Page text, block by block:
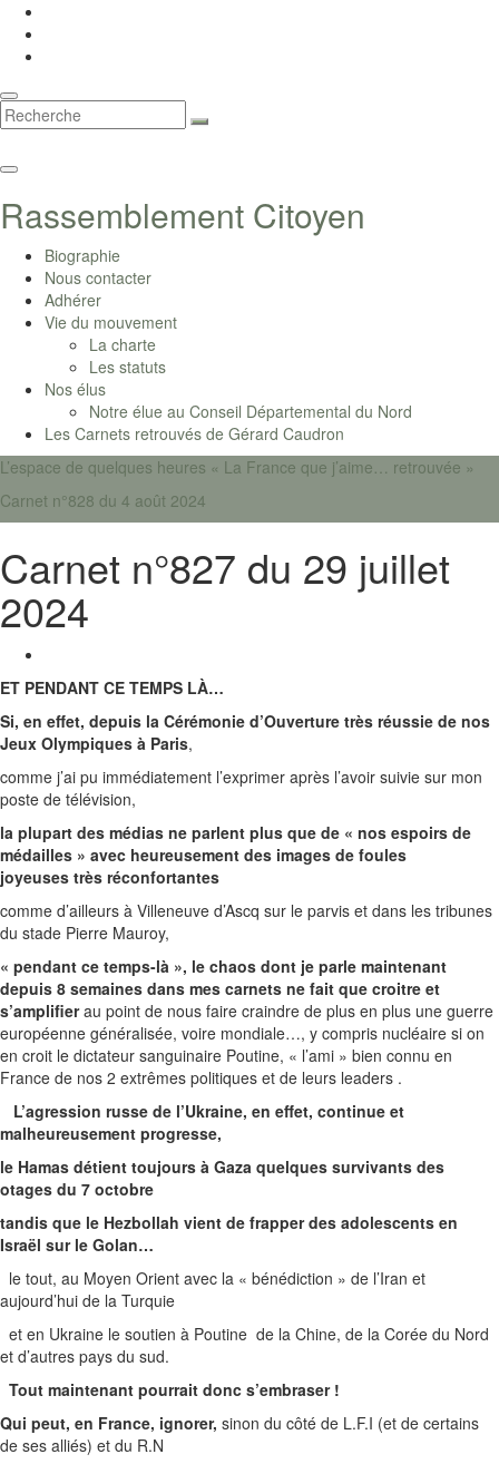
Toggle
search
Toggle
navigation
Rassemblement Citoyen
Biographie
Nous contacter
Adhérer
Vie du mouvement
La charte
Les statuts
Nos élus
Notre élue au Conseil Départemental du Nord
Les Carnets retrouvés de Gérard Caudron
L’espace de quelques heures « La France que j’aime… retrouvée »
Carnet n°828 du 4 août 2024
Carnet n°827 du 29 juillet
2024
ET PENDANT CE TEMPS LÀ…
Si, en effet, depuis la Cérémonie d’Ouverture très réussie de nos
Jeux Olympiques à Paris,
comme j’ai pu immédiatement l’exprimer après l’avoir suivie sur mon
poste de télévision,
la plupart des médias ne parlent plus que de « nos espoirs de
médailles » avec heureusement des images de foules
joyeuses très réconfortantes
comme d’ailleurs à Villeneuve d’Ascq sur le parvis et dans les tribunes
du stade Pierre Mauroy,
« pendant ce temps-là », le chaos dont je parle maintenant
depuis 8 semaines dans mes carnets ne fait que croitre et
s’amplifierau point de nous faire craindre de plus en plus une guerre
européenne généralisée, voire mondiale…, y compris nucléaire si on
en croit le dictateur sanguinaire Poutine, « l’ami » bien connu en
France de nos 2 extrêmes politiques et de leurs leaders .
L’agression russe de l’Ukraine, en effet, continue et
malheureusement progresse,
le Hamas détient toujours à Gaza quelques survivants des
otages du 7 octobre
tandis que le Hezbollah vient de frapper des adolescents en
Israël sur le Golan…
le tout, au Moyen Orient avec la « bénédiction » de l’Iran et
aujourd’hui de la Turquie
et en Ukraine le soutien à Poutine de la Chine, de la Corée du Nord
et d’autres pays du sud.
Tout maintenant pourrait donc s’embraser !
Qui peut, en France, ignorer, sinon du côté de L.F.I (et de certains
de ses alliés) et du R.N